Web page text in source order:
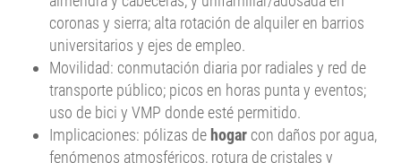
coronas y sierra; alta rotación de alquiler en barrios
universitarios y ejes de empleo.
Movilidad: conmutación diaria por radiales y red de
transporte público; picos en horas punta y eventos;
uso de bici y VMP donde esté permitido.
Implicaciones: pólizas de hogar con daños por agua,
fenómenos atmosféricos, rotura de cristales y